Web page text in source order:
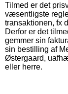
Tilmed er det
væsentligste
transaktionen, fx
Derfor er det
gemmer sin
sin bestilling af
Østergaard,
eller herre.